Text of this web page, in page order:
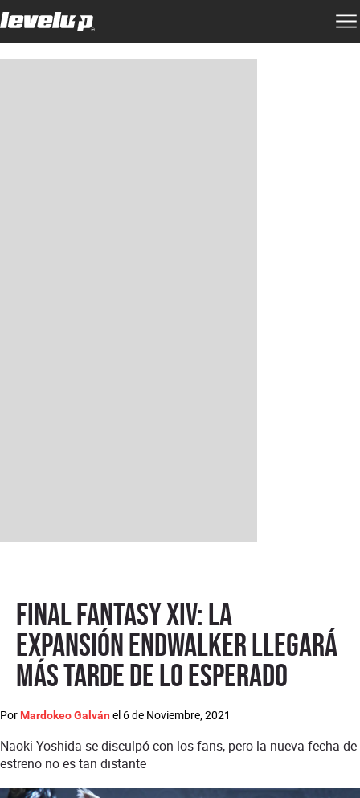
Final Fantasy XIV: la
expansión Endwalker llegará
más tarde de lo esperado
Por Mardokeo Galván el 6 de Noviembre, 2021
Naoki Yoshida se disculpó con los fans, pero la nueva fecha de
estreno no es tan distante